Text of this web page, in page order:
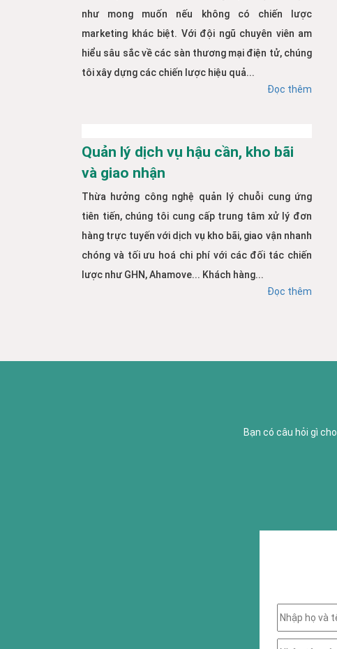
như mong muốn nếu không có chiến lược
marketing khác biệt. Với đội ngũ chuyên viên am
hiểu sâu sắc về các sàn thương mại điện tử, chúng
tôi xây dựng các chiến lược hiệu quả...
Đọc thêm
Quản lý dịch vụ hậu cần, kho bãi
và giao nhận
Thừa hưởng công nghệ quản lý chuỗi cung ứng
tiên tiến, chúng tôi cung cấp trung tâm xử lý đơn
hàng trực tuyến với dịch vụ kho bãi, giao vận nhanh
chóng và tối ưu hoá chi phí với các đối tác chiến
lược như GHN, Ahamove... Khách hàng...
Đọc thêm
Bạn có câu hỏi gì